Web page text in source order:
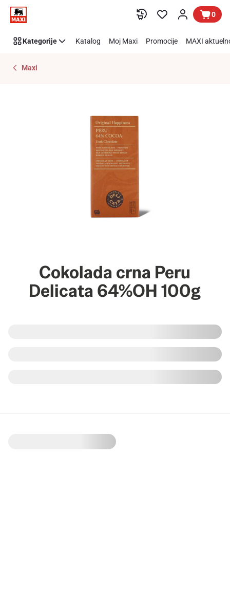
Preskoči link 0
Kategorije Katalog Moj Maxi Promocije MAXI
Maxi
Cokolada crna Peru
Delicata 64%OH 100g